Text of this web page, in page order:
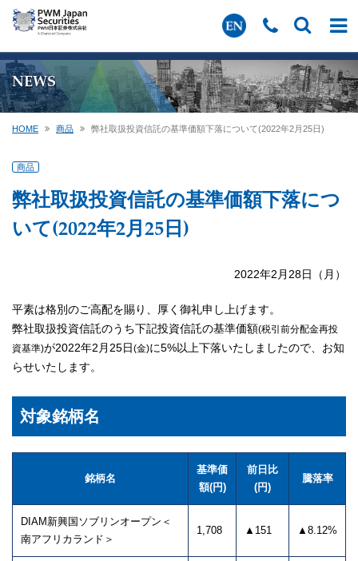
NEWS
HOME 商品 弊社取扱投資信託の基準価額下落について(2022年2月25日)
商品
弊社取扱投資信託の基準価額下落につ
いて(2022年2月25日)
2022年2月28日（月）
平素は格別のご高配を賜り、厚く御礼申し上げます。
弊社取扱投資信託のうち下記投資信託の基準価額(税引前分配金再投
資基準)が2022年2月25日(金)に5%以上下落いたしましたので、お知
らせいたします。
対象銘柄名
銘柄名
基準価
額(円)
前日比
(円)
騰落率
DIAM新興国ソブリンオープン＜
南アフリカランド＞
1,708 ▲151 ▲8.12%